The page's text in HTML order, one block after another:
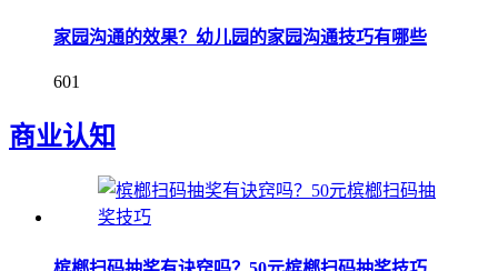
家园沟通的效果？幼儿园的家园沟通技巧有哪些
601
商业认知